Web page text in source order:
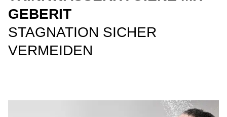
GEBERIT
STAGNATION SICHER
VERMEIDEN